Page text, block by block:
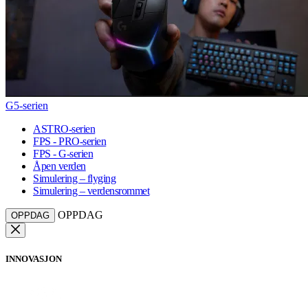
G5-serien
ASTRO-serien
FPS - PRO-serien
FPS - G-serien
Åpen verden
Simulering – flyging
Simulering – verdensrommet
OPPDAG OPPDAG
INNOVASJON